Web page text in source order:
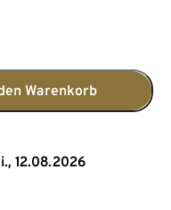
Warenkorb
12.08.2026